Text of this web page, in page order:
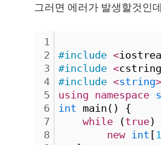
그러면 에러가 발생할것인
1
2
3
4
5
6
7
8
#include <
#include <cstring
#include <string>
using namespace
int main() {
while (true)
new int [